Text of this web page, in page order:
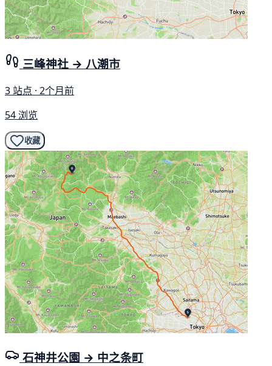
三峰神社 → 八潮市
3 站点 · 2个月前
54 浏览
收藏
石神井公園 → 中之条町